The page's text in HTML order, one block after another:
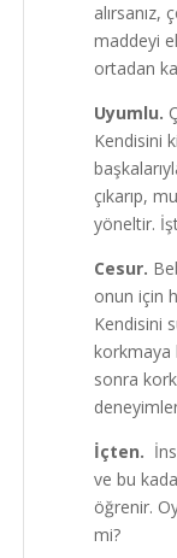
maddeyi
ortadan
Uyumlu.
Kendisini
çıkarıp,
yöneltir.
Cesur.
onun için
Kendisini
korkmaya
sonra
İçten.
ve bu
öğrenir.
mi?